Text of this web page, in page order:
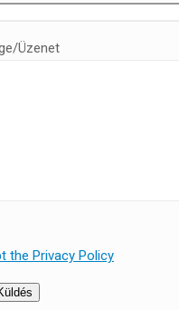
Üzenet
the Privacy Policy